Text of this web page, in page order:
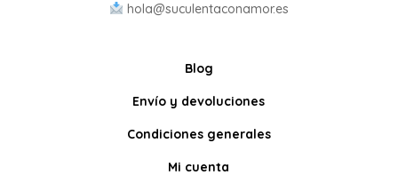
hola@suculentaconamor.es
Blog
Envío y devoluciones
Condiciones generales
Mi cuenta